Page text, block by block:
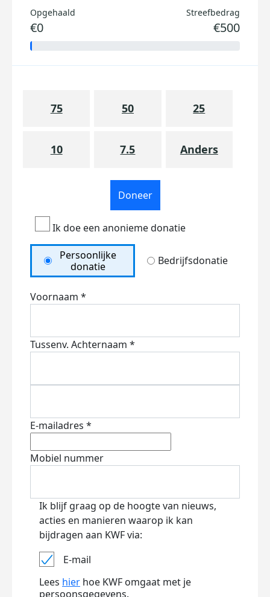
Opgehaald
€0
Streefbedrag
€500
75 50 25
10 7.5 Anders
Doneer
Ik doe een anonieme donatie
Persoonlijke
donatie
Bedrijfsdonatie
Voornaam *
Tussenv. Achternaam *
E-mailadres *
Mobiel nummer
Ik blijf graag op de hoogte van nieuws,
acties en manieren waarop ik kan
bijdragen aan KWF via:
E-mail
Lees hier hoe KWF omgaat met je
persoonsgegevens.